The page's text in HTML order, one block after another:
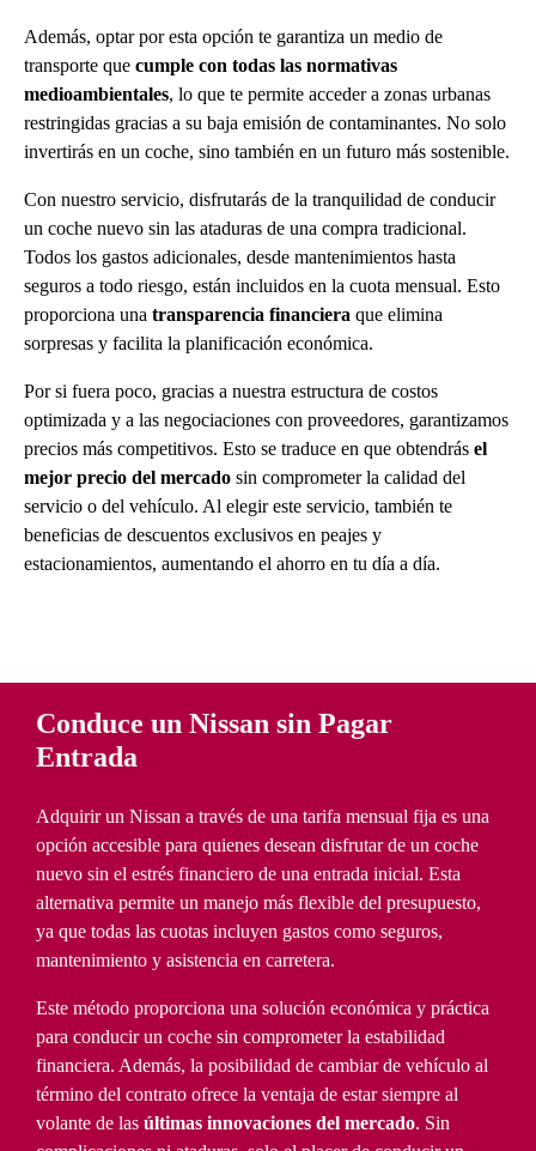
Además, optar por esta opción te garantiza un medio de
transporte que cumple con todas las normativas
medioambientales, lo que te permite acceder a zonas urbanas
restringidas gracias a su baja emisión de contaminantes. No solo
invertirás en un coche, sino también en un futuro más sostenible.
Con nuestro servicio, disfrutarás de la tranquilidad de conducir
un coche nuevo sin las ataduras de una compra tradicional.
Todos los gastos adicionales, desde mantenimientos hasta
seguros a todo riesgo, están incluidos en la cuota mensual. Esto
proporciona una transparencia financiera que elimina
sorpresas y facilita la planificación económica.
Por si fuera poco, gracias a nuestra estructura de costos
optimizada y a las negociaciones con proveedores, garantizamos
precios más competitivos. Esto se traduce en que obtendrás el
mejor precio del mercado sin comprometer la calidad del
servicio o del vehículo. Al elegir este servicio, también te
beneficias de descuentos exclusivos en peajes y
estacionamientos, aumentando el ahorro en tu día a día.
Conduce un Nissan sin Pagar
Entrada
Adquirir un Nissan a través de una tarifa mensual fija es una
opción accesible para quienes desean disfrutar de un coche
nuevo sin el estrés financiero de una entrada inicial. Esta
alternativa permite un manejo más flexible del presupuesto,
ya que todas las cuotas incluyen gastos como seguros,
mantenimiento y asistencia en carretera.
Este método proporciona una solución económica y práctica
para conducir un coche sin comprometer la estabilidad
financiera. Además, la posibilidad de cambiar de vehículo al
término del contrato ofrece la ventaja de estar siempre al
volante de las últimas innovaciones del mercado. Sin